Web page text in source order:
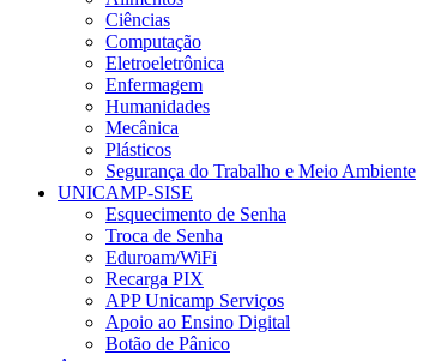
Ciências
Computação
Eletroeletrônica
Enfermagem
Humanidades
Mecânica
Plásticos
Segurança do Trabalho e Meio Ambiente
UNICAMP-SISE
Esquecimento de Senha
Troca de Senha
Eduroam/WiFi
Recarga PIX
APP Unicamp Serviços
Apoio ao Ensino Digital
Botão de Pânico